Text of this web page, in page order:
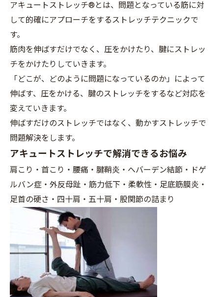
アキュートストレッチ®とは、問題となっている筋に対
して的確にアプローチをするストレッチテクニックで
す。
筋肉を伸ばすだけでなく、圧をかけたり、腱にストレッ
チをかけたりしていきます。
「どこが、どのように問題になっているのか」によって
伸ばす、圧をかける、腱のストレッチをするなど対応を
変えていきます。
伸ばすだけのストレッチではなく、動かすストレッチで
問題解決をします。
アキュートストレッチで解消できるお悩み
肩こり・首こり・腰痛・腱鞘炎・へバーデン結節・ドゲ
ルバン症・外反母趾・筋力低下・柔軟性・足底筋膜炎・
足首の硬さ・四十肩・五十肩・股関節の詰まり